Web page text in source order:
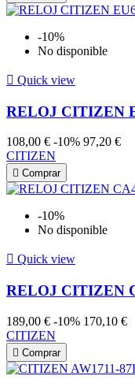
-10%
No disponible
 Quick view
RELOJ CITIZEN
108,00 € -10% 97,20 €
CITIZEN
 Comprar
-10%
No disponible
 Quick view
RELOJ CITIZEN
189,00 € -10% 170,10 €
CITIZEN
 Comprar